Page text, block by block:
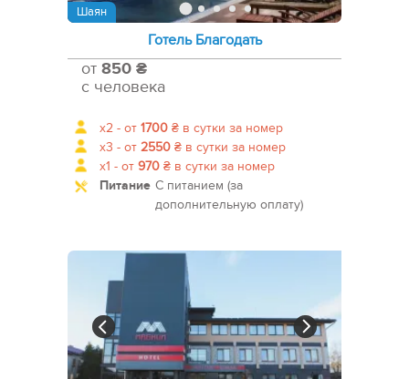
Шаян
Готель Благодать
от 850 ₴
с человека
x2 - от 1700 ₴ в сутки за номер
x3 - от 2550 ₴ в сутки за номер
x1 - от 970 ₴ в сутки за номер
Питание С питанием (за
дополнительную оплату)